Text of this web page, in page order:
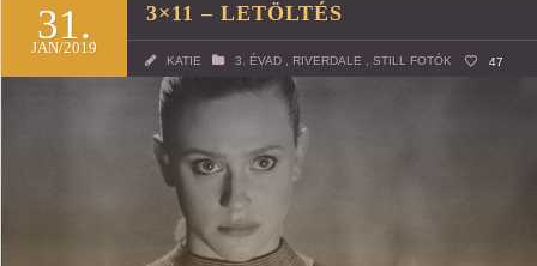
31.
JAN/2019
3×11 – LETÖLTÉS
KATIE 3. ÉVAD RIVERDALE STILL FOTÓK 47